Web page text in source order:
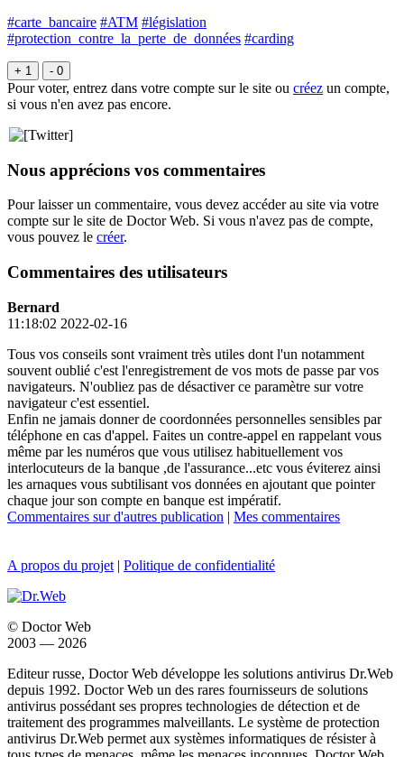
#carte_bancaire #ATM #législation
#protection_contre_la_perte_de_données #carding
+ 1 - 0
Pour voter, entrez dans votre compte sur le site ou créez un compte,
si vous n'en avez pas encore.
Nous apprécions vos commentaires
Pour laisser un commentaire, vous devez accéder au site via votre
compte sur le site de Doctor Web. Si vous n'avez pas de compte,
vous pouvez le créer.
Commentaires des utilisateurs
Bernard
11:18:02 2022-02-16
Tous vos conseils sont vraiment très utiles dont l'un notamment
souvent oublié c'est l'enregistrement de vos mots de passe par vos
navigateurs. N'oubliez pas de désactiver ce paramètre sur votre
navigateur c'est essentiel.
Enfin ne jamais donner de coordonnées personnelles sensibles par
téléphone en cas d'appel. Faites un contre-appel en rappelant vous
même par les numéros que vous utilisez habituellement vos
interlocuteurs de la banque ,de l'assurance...etc vous éviterez ainsi
les arnaques vous subtilisant vos données en ajoutant que pointer
chaque jour son compte en banque est impératif.
Commentaires sur d'autres publication | Mes commentaires
A propos du projet | Politique de confidentialité
© Doctor Web
2003 — 2026
Editeur russe, Doctor Web développe les solutions antivirus Dr.Web
depuis 1992. Doctor Web un des rares fournisseurs de solutions
antivirus possédant ses propres technologies de détection et de
traitement des programmes malveillants. Le système de protection
antivirus Dr.Web permet aux systèmes informatiques de résister à